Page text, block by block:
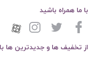
از تخفیف ها و جدیدترین ها
با ما همراه باشید